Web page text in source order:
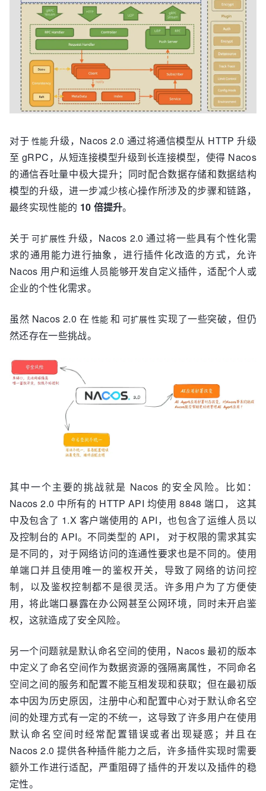
对于 性能 升级，Nacos 2.0 通过将通信模型从 HTTP 升级
至 gRPC，从短连接模型升级到长连接模型，使得 Nacos
的通信吞吐量中极大提升；同时配合数据存储和数据结构
模型的升级，进一步减少核心操作所涉及的步骤和链路，
最终实现性能的 10 倍提升。
关于 可扩展性 升级，Nacos 2.0 通过将一些具有个性化需
求的通用能力进行抽象，进行插件化改造的方式，允许
Nacos 用户和运维人员能够开发自定义插件，适配个人或
企业的个性化需求。
虽然 Nacos 2.0 在 性能 和 可扩展性 实现了一些突破，但仍
然还存在一些挑战。
其中一个主要的挑战就是 Nacos 的安全风险。比如：
Nacos 2.0 中所有的 HTTP API 均使用 8848 端口， 这其
中及包含了 1.X 客户端使用的 API，也包含了运维人员以
及控制台的 API。不同类型的 API， 对于权限的需求其实
是不同的，对于网络访问的连通性要求也是不同的。使用
单端口并且使用唯一的鉴权开关，导致了网络的访问控
制，以及鉴权控制都不是很灵活。许多用户为了方便使
用，将此端口暴露在办公网甚至公网环境，同时未开启鉴
权，这就造成了安全风险。
另一个问题就是默认命名空间的使用，Nacos 最初的版本
中定义了命名空间作为数据资源的强隔离属性，不同命名
空间之间的服务和配置不能互相发现和获取；但在最初版
本中因为历史原因，注册中心和配置中心对于默认命名空
间的处理方式有一定的不统一，这导致了许多用户在使用
默认命名空间时经常配置错误或者出现疑惑；并且在
Nacos 2.0 提供各种插件能力之后，许多插件实现时需要
额外工作进行适配，严重阻碍了插件的开发以及插件的稳
定性。